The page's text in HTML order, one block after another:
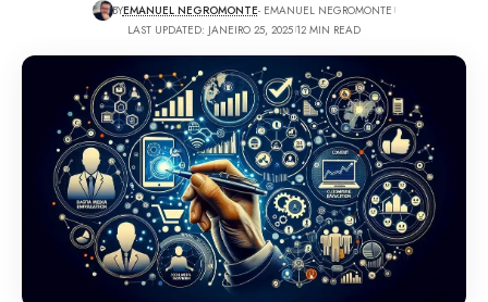
BYEMANUEL NEGROMONTE- EMANUEL NEGROMONTE
LAST UPDATED: JANEIRO 25, 2025 12 MIN READ